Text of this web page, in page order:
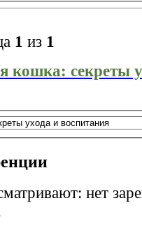
1 из 1
кошка: секреты
нет